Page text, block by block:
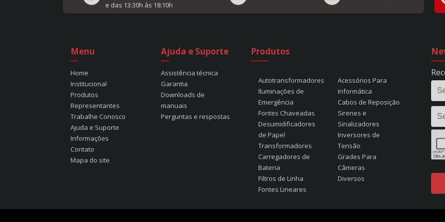
e das 13:30h às 18:10h
Menu
Home
Institucional
Produtos
Representantes
Trabalhe Conosco
Ajuda e Suporte
Informações
Contato
Mapa do site
Ajuda e Suporte
Assistência técnica
Garantia
Downloads de
manuais
Perguntas e respostas
Produtos
Autotransformadores
Iluminações de
Emergência
Fontes Chaveadas
Desumidificadores
de Papel
Transformadores
Carregadores de
Bateria
Filtros de Linha
Fontes Lineares
Acessórios Para
Informática
Cabos de Reposição
Sirenes e
Sinalizadores
Inversores de
Tensão
Grades Para
Câmeras
Diversos